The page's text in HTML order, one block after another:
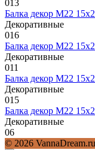
013
Балка декор М22
Декоративные
016
Балка декор М22
Декоративные
011
Балка декор М22
Декоративные
015
Балка декор М22
Декоративные
06
© 2026 VannaDream.ru